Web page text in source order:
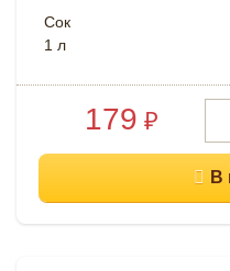
Сок
1 л
179 ₽